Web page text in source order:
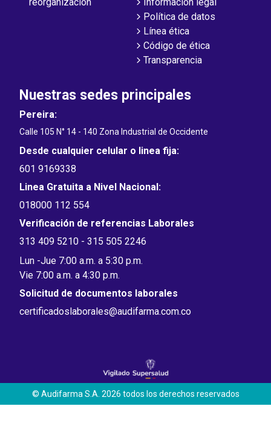
Política de datos
Línea ética
Código de ética
Transparencia
Nuestras sedes principales
Pereira:
Calle 105 N° 14 - 140 Zona Industrial de Occidente
Desde cualquier celular o linea fija:
601 9169338
Linea Gratuita a Nivel Nacional:
018000 112 554
Verificación de referencias Laborales
313 409 5210 - 315 505 2246
Lun -Jue 7:00 a.m. a 5:30 p.m.
Vie 7:00 a.m. a 4:30 p.m.
Solicitud de documentos laborales
certificadoslaborales@audifarma.com.co
© Audifarma S.A. 2026 todos los derechos reservados